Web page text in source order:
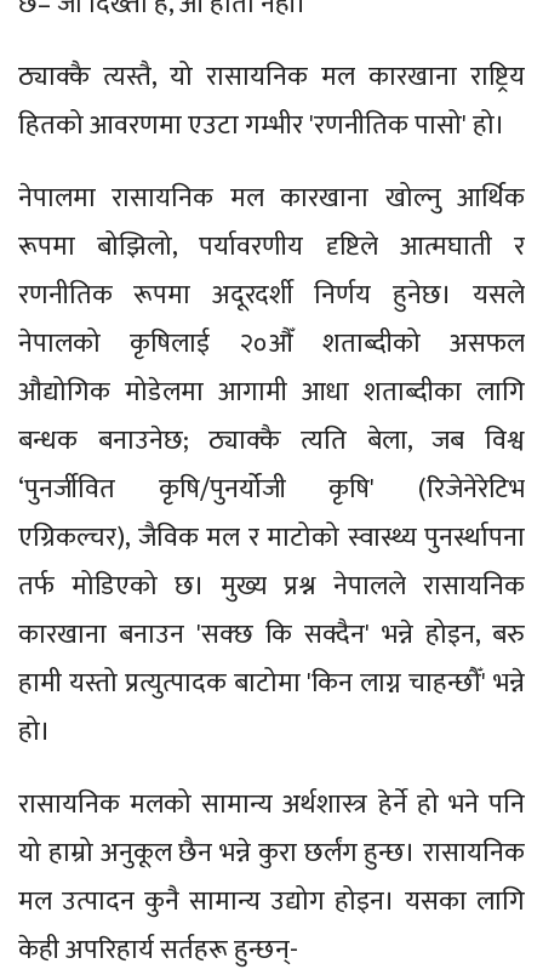
ठ्याक्कै त्यस्तै, यो रासायनिक मल कारखाना राष्ट्रिय
हितको आवरणमा एउटा गम्भीर 'रणनीतिक पासो' हो।
नेपालमा रासायनिक मल कारखाना खोल्नु आर्थिक
रूपमा बोझिलो, पर्यावरणीय दृष्टिले आत्मघाती र
रणनीतिक रूपमा अदूरदर्शी निर्णय हुनेछ। यसले
नेपालको कृषिलाई २०औँ शताब्दीको असफल
औद्योगिक मोडेलमा आगामी आधा शताब्दीका लागि
बन्धक बनाउनेछ; ठ्याक्कै त्यति बेला, जब विश्व
‘पुनर्जीवित कृषि/पुनर्योजी कृषि' (रिजेनेरेटिभ
एग्रिकल्चर), जैविक मल र माटोको स्वास्थ्य पुनर्स्थापना
तर्फ मोडिएको छ। मुख्य प्रश्न नेपालले रासायनिक
कारखाना बनाउन 'सक्छ कि सक्दैन' भन्ने होइन, बरु
हामी यस्तो प्रत्युत्पादक बाटोमा 'किन लाग्न चाहन्छौँ' भन्ने
हो।
रासायनिक मलको सामान्य अर्थशास्त्र हेर्ने हो भने पनि
यो हाम्रो अनुकूल छैन भन्ने कुरा छर्लंग हुन्छ। रासायनिक
मल उत्पादन कुनै सामान्य उद्योग होइन। यसका लागि
केही अपरिहार्य सर्तहरू हुन्छन्-